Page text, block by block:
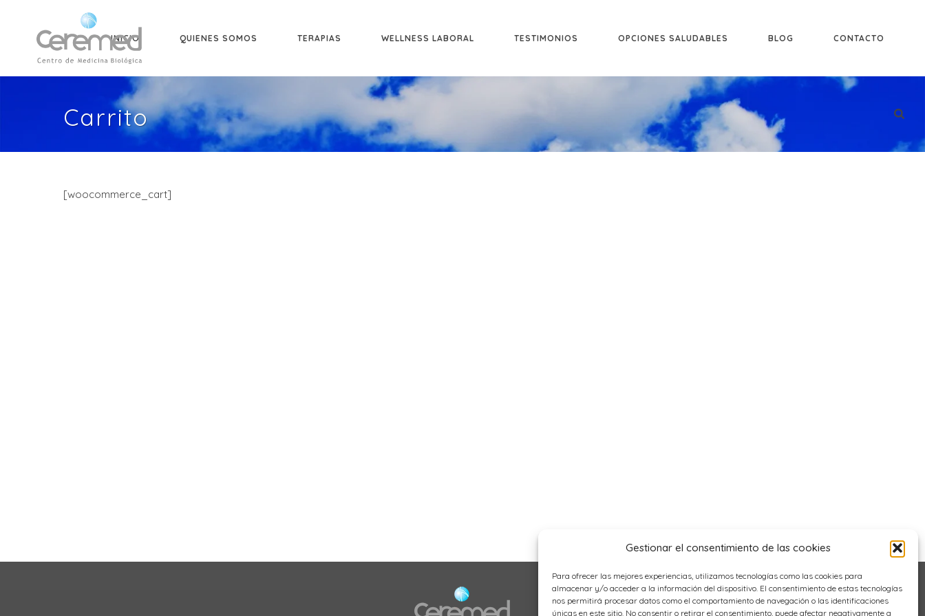
Gestionar el consentimiento de las cookies
Para ofrecer las mejores experiencias, utilizamos tecnologías como las cookies para
almacenar y/o acceder a la información del dispositivo. El consentimiento de estas tecnologías
nos permitirá procesar datos como el comportamiento de navegación o las identificaciones
únicas en este sitio. No consentir o retirar el consentimiento, puede afectar negativamente a
INICIO QUIENES SOMOS TERAPIAS WELLNESS LABORAL TESTIMONIOS OPCIONES SALUDABLES BLOG CONTACTO
Carrito
[woocommerce_cart]